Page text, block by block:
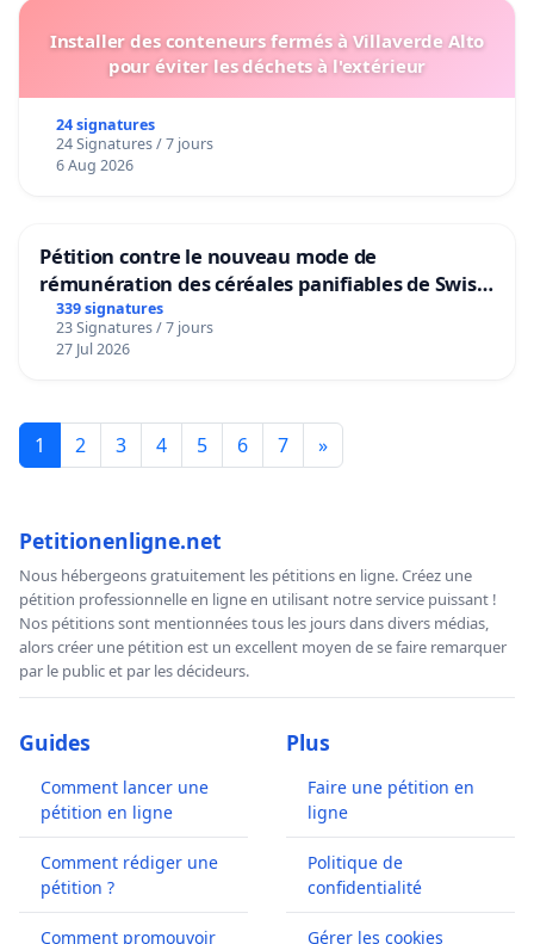
Installer des conteneurs fermés à Villaverde Alto
pour éviter les déchets à l'extérieur
24 signatures
24 Signatures / 7 jours
6 Aug 2026
Pétition contre le nouveau mode de
rémunération des céréales panifiables de Swiss
granum basé sur la teneur en protéines
339 signatures
23 Signatures / 7 jours
27 Jul 2026
1 2 3 4 5 6 7 »
Petitionenligne.net
Nous hébergeons gratuitement les pétitions en ligne. Créez une
pétition professionnelle en ligne en utilisant notre service puissant !
Nos pétitions sont mentionnées tous les jours dans divers médias,
alors créer une pétition est un excellent moyen de se faire remarquer
par le public et par les décideurs.
Guides
Comment lancer une
pétition en ligne
Comment rédiger une
pétition ?
Comment promouvoir
Plus
Faire une pétition en
ligne
Politique de
confidentialité
Gérer les cookies